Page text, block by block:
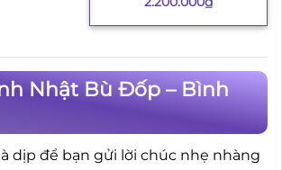
Nhật Bù Đốp – Bình
dịp để bạn gửi lời chúc nhẹ nhàng